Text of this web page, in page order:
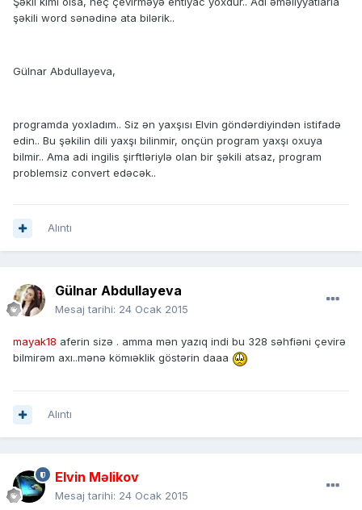
şəkili word sənədinə ata bilərik..
Gülnar Abdullayeva,
programda yoxladım.. Siz ən yaxşısı Elvin göndərdiyindən istifadə
edin.. Bu şəkilin dili yaxşı bilinmir, onçün program yaxşı oxuya
bilmir.. Ama adi ingilis şirftləriylə olan bir şəkili atsaz, program
problemsiz convert edəcək..
Alıntı
Gülnar Abdullayeva
Mesaj tarihi: 24 Ocak 2015
mayak18 aferin sizə . amma mən yazıq indi bu 328 səhfiəni çevirə
bilmirəm axı..mənə kömıəklik göstərin daaa
Alıntı
Elvin Məlikov
Mesaj tarihi: 24 Ocak 2015